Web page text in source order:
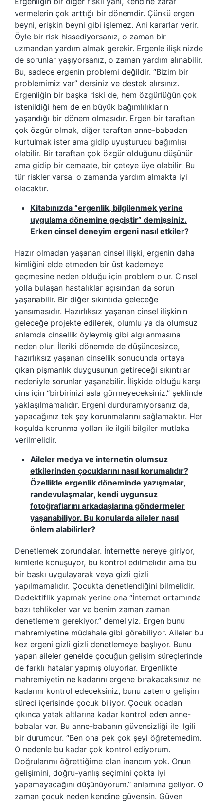
vermelerin çok arttığı bir dönemdir. Çünkü ergen
beyni, erişkin beyni gibi işlemez. Ani kararlar verir.
Öyle bir risk hissediyorsanız, o zaman bir
uzmandan yardım almak gerekir. Ergenle ilişkinizde
de sorunlar yaşıyorsanız, o zaman yardım alınabilir.
Bu, sadece ergenin problemi değildir. “Bizim bir
problemimiz var” dersiniz ve destek alırsınız.
Ergenliğin bir başka riski de, hem özgürlüğün çok
istenildiği hem de en büyük bağımlılıkların
yaşandığı bir dönem olmasıdır. Ergen bir taraftan
çok özgür olmak, diğer taraftan anne-babadan
kurtulmak ister ama gidip uyuşturucu bağımlısı
olabilir. Bir taraftan çok özgür olduğunu düşünür
ama gidip bir cemaate, bir çeteye üye olabilir. Bu
tür riskler varsa, o zamanda yardım almakta iyi
olacaktır.
Kitabınızda “ergenlik, bilgilenmek yerine
uygulama dönemine geçiştir” demişsiniz.
Erken cinsel deneyim ergeni nasıl etkiler?
Hazır olmadan yaşanan cinsel ilişki, ergenin daha
kimliğini elde etmeden bir üst kademeye
geçmesine neden olduğu için problem olur. Cinsel
yolla bulaşan hastalıklar açısından da sorun
yaşanabilir. Bir diğer sıkıntıda geleceğe
yansımasıdır. Hazırlıksız yaşanan cinsel ilişkinin
geleceğe projekte edilerek, olumlu ya da olumsuz
anlamda cinsellik öyleymiş gibi algılanmasına
neden olur. İleriki dönemde de düşüncesizce,
hazırlıksız yaşanan cinsellik sonucunda ortaya
çıkan pişmanlık duygusunun getireceği sıkıntılar
nedeniyle sorunlar yaşanabilir. İlişkide olduğu karşı
cins için “birbirinizi asla görmeyeceksiniz.” şeklinde
yaklaşılmamalıdır. Ergeni durduramıyorsanız da,
yapacağınız tek şey korunmalarını sağlamaktır. Her
koşulda korunma yolları ile ilgili bilgiler mutlaka
verilmelidir.
Aileler medya ve internetin olumsuz
etkilerinden çocuklarını nasıl korumalıdır?
Özellikle ergenlik döneminde yazışmalar,
randevulaşmalar, kendi uygunsuz
fotoğraflarını arkadaşlarına göndermeler
yaşanabiliyor. Bu konularda aileler nasıl
önlem alabilirler?
Denetlemek zorundalar. İnternette nereye giriyor,
kimlerle konuşuyor, bu kontrol edilmelidir ama bu
bir baskı uygulayarak veya gizli gizli
yapılmamalıdır. Çocukta denetlendiğini bilmelidir.
Dedektiflik yapmak yerine ona “İnternet ortamında
bazı tehlikeler var ve benim zaman zaman
denetlemem gerekiyor.” demeliyiz. Ergen bunu
mahremiyetine müdahale gibi görebiliyor. Aileler bu
kez ergeni gizli gizli denetlemeye başlıyor. Bunu
yapan aileler genelde çocuğun gelişim süreçlerinde
de farklı hatalar yapmış oluyorlar. Ergenlikte
mahremiyetin ne kadarını ergene bırakacaksınız ne
kadarını kontrol edeceksiniz, bunu zaten o gelişim
süreci içerisinde çocuk biliyor. Çocuk odadan
çıkınca yatak altlarına kadar kontrol eden anne-
babalar var. Bu anne-babanın güvensizliği ile ilgili
bir durumdur. “Ben ona pek çok şeyi öğretemedim.
O nedenle bu kadar çok kontrol ediyorum.
Doğrularımı öğrettiğime olan inancım yok. Onun
gelişimini, doğru-yanlış seçimini çokta iyi
yapamayacağını düşünüyorum.” anlamına geliyor. O
zaman çocuk neden kendine güvensin. Güven